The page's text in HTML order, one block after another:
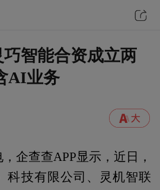
智能合资成立两
AI业务
企查查APP显示，近日，
科技有限公司、灵机智联